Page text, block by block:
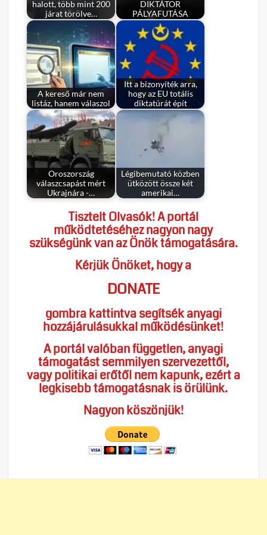
halott, több mint 200
járat törölve…
DIKTÁTOR
PÁLYAFUTÁSA
A kereső már nem
listáz, hanem válaszol
Itt a bizonyíték arra,
hogy az EU totális
diktatúrát épít
Oroszország
válaszcsapást mért
Ukrajnára -…
Légibemutató közben
ütközött össze két
amerikai…
Tisztelt Olvasók! A portál
működtetéséhez nagyon nagy
szükségünk van az Önök támogatására.
Kérjük Önöket, hogy a
DONATE
gombra kattintva segítsék anyagi
hozzájárulásukkal működésünket!
A portál valóban független, anyagi
támogatást semmilyen szervezettől,
vagy politikai erőtől nem kapunk, ezért a
legkisebb támogatásnak is örülünk.
Nagyon köszönjük!